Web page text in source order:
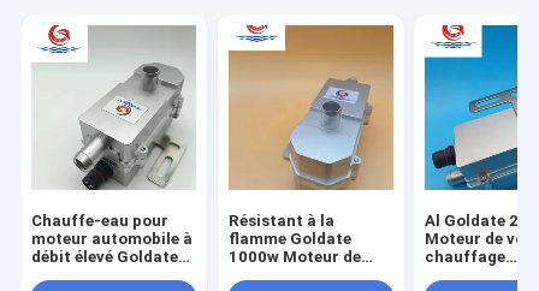
Chauffe-eau pour
moteur automobile à
débit élevé Goldate
Résistant à la
flamme Goldate
1000w Moteur de
Al Goldate
Moteur de
chauffage